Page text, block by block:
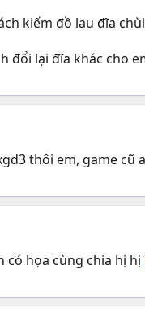
kiếm đồ lau đĩa
đổi lại đĩa khác cho
thôi em, game cũ
có họa cùng chia hị hị